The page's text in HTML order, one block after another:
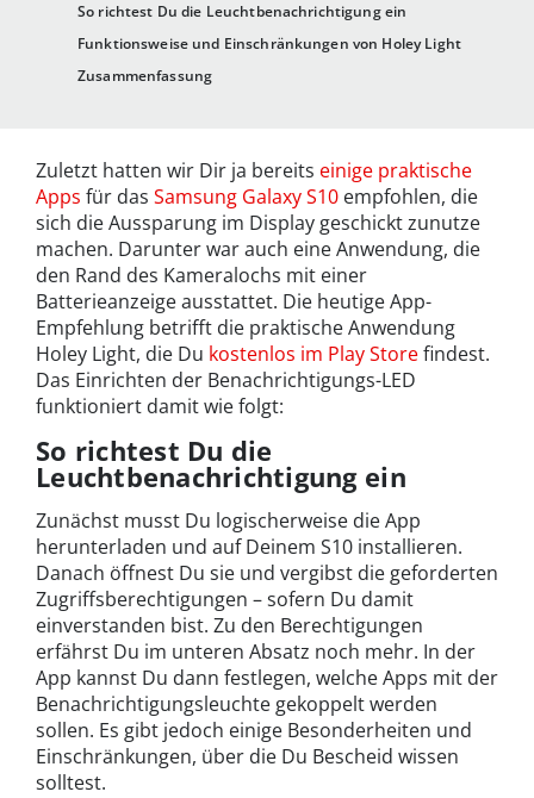
So richtest Du die Leuchtbenachrichtigung ein
Funktionsweise und Einschränkungen von Holey Light
Zusammenfassung
Zuletzt hatten wir Dir ja bereits einige praktische
Apps für das Samsung Galaxy S10 empfohlen, die
sich die Aussparung im Display geschickt zunutze
machen. Darunter war auch eine Anwendung, die
den Rand des Kameralochs mit einer
Batterieanzeige ausstattet. Die heutige App-
Empfehlung betrifft die praktische Anwendung
Holey Light, die Du kostenlos im Play Storefindest.
Das Einrichten der Benachrichtigungs-LED
funktioniert damit wie folgt:
So richtest Du die
Leuchtbenachrichtigung ein
Zunächst musst Du logischerweise die App
herunterladen und auf Deinem S10 installieren.
Danach öffnest Du sie und vergibst die geforderten
Zugriffsberechtigungen – sofern Du damit
einverstanden bist. Zu den Berechtigungen
erfährst Du im unteren Absatz noch mehr. In der
App kannst Du dann festlegen, welche Apps mit der
Benachrichtigungsleuchte gekoppelt werden
sollen. Es gibt jedoch einige Besonderheiten und
Einschränkungen, über die Du Bescheid wissen
solltest.